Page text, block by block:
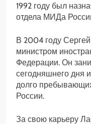
1992 году был
отдела МИДа
В 2004 году
министром
Федерации. Он
сегодняшнего дня
долго
России.
За свою карьеру